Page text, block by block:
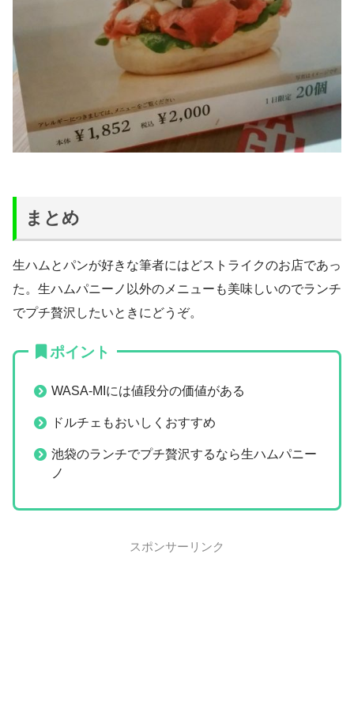
まとめ
生ハムとパンが好きな筆者にはどストライクのお店であっ
た。生ハムパニーノ以外のメニューも美味しいのでランチ
でプチ贅沢したいときにどうぞ。
ポイント
WASA-MIには値段分の価値がある
ドルチェもおいしくおすすめ
池袋のランチでプチ贅沢するなら生ハムパニー
ノ
スポンサーリンク